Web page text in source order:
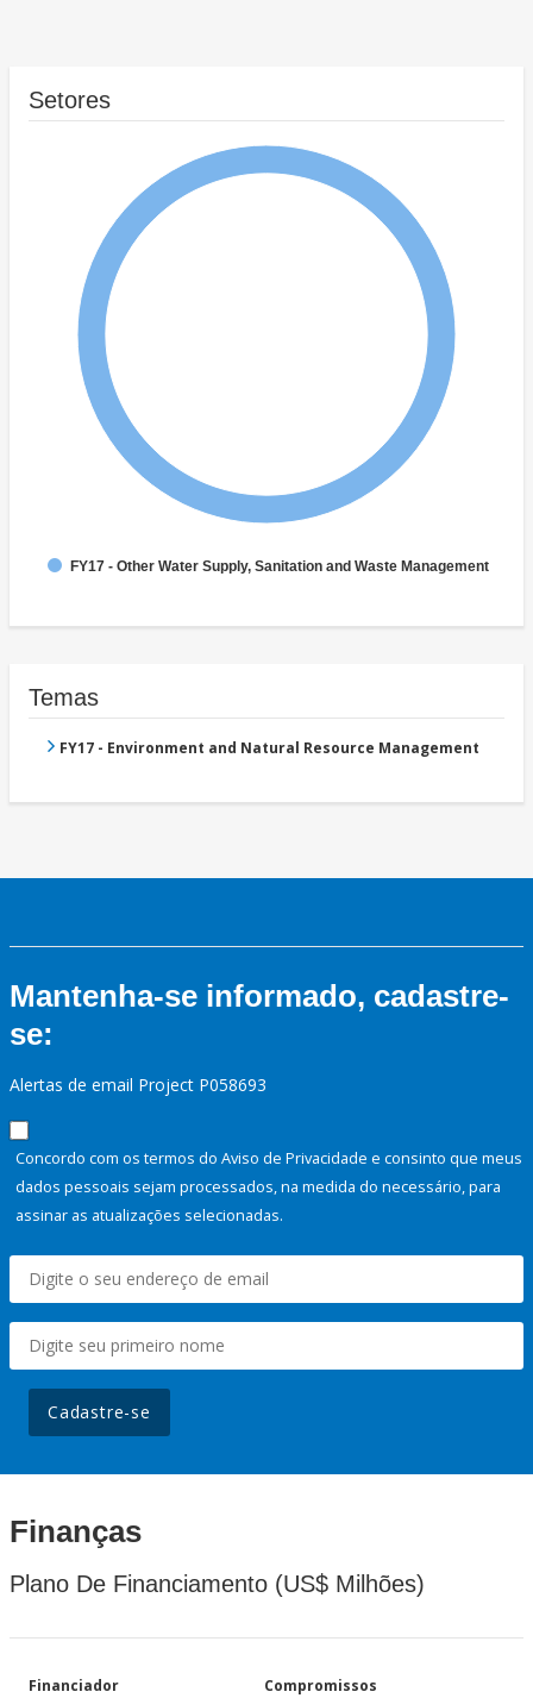
Setores
FY17 - Other Water Supply, Sanitation and Waste Management
Temas
FY17 - Environment and Natural Resource Management
Mantenha-se informado, cadastre-
se:
Alertas de email Project P058693
Concordo com os termos do Aviso de Privacidade e consinto que meus
dados pessoais sejam processados, na medida do necessário, para
assinar as atualizações selecionadas.
Cadastre-se
Finanças
Plano De Financiamento (US$ Milhões)
Financiador Compromissos